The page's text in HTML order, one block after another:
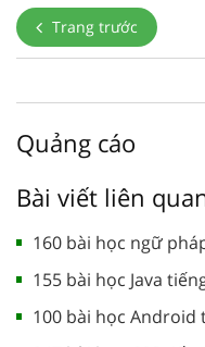
Trang trước
Quảng cáo
Bài viết liên
160 bài học ngữ
155 bài học Java
100 bài học Android